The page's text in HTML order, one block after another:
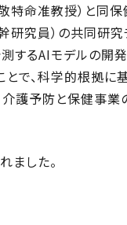
特命准教授）と同保
研究員）の共同研究
するAIモデルの開
で、科学的根拠に
介護予防と保健事業
した。